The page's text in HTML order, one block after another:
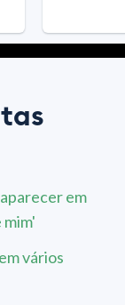
em
vários